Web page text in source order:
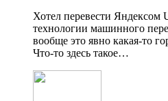
Хотел перевести Яндексом
технологии машинного
вообще это явно какая-то
Что-то здесь такое…